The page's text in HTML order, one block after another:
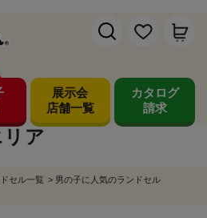
展示会
店舗一覧
カタログ
請求
ア
セル一覧 > 男の子に人気のランドセル